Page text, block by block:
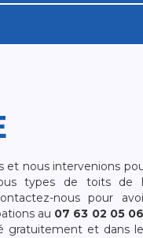
et nous intervenions
types de toits de
nous pour
au 07 63 02 05 06
gratuitement et dans